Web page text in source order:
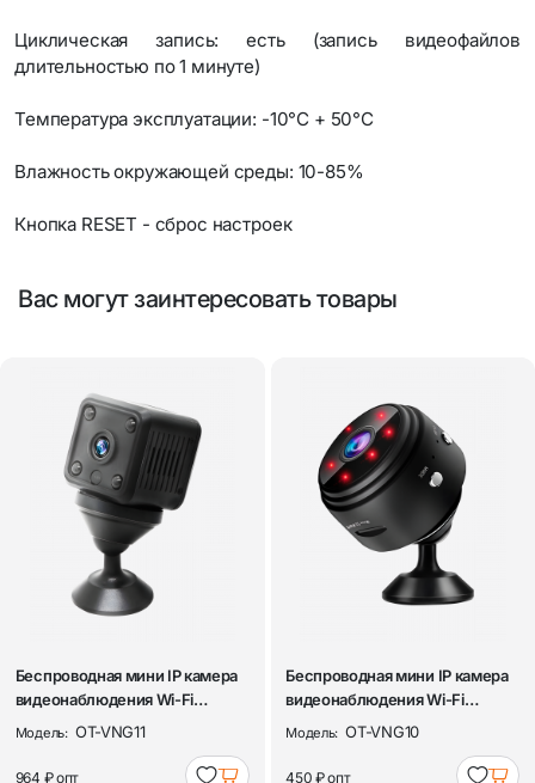
Циклическая запись: есть (запись видеофайлов
длительностью по 1 минуте)
Температура эксплуатации: -10°С + 50°С
Влажность окружающей среды: 10-85%
Кнопка RESET - сброс настроек
Вас могут заинтересовать товары
Беспроводная мини IP камера
видеонаблюдения Wi-Fi
Орбита OT-...
Модель: OT-VNG11
964 ₽опт
Беспроводная мини IP камера
видеонаблюдения Wi-Fi
Орбита OT-...
Модель: OT-VNG10
450 ₽опт